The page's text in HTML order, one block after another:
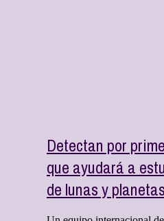
Detectan por
que ayudará a
de lunas y planetas